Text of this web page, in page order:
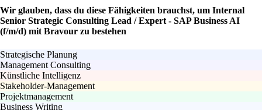
Wir glauben, dass du diese Fähigkeiten brauchst, um Internal
Senior Strategic Consulting Lead / Expert - SAP Business AI
(f/m/d) mit Bravour zu bestehen
Strategische Planung
Management Consulting
Künstliche Intelligenz
Stakeholder-Management
Projektmanagement
Business Writing